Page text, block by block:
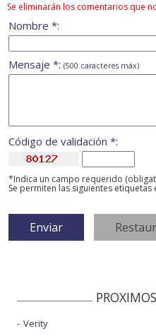
Se eliminarán los comentarios que
Nombre *:
Mensaje *: (500 caracteres máx)
Código de validación *:
*Indica un campo requerido
Se permiten las siguientes etiquetas
Verity